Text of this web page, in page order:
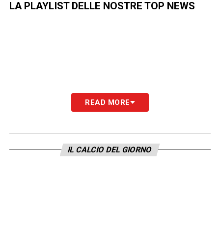
LA PLAYLIST DELLE NOSTRE TOP NEWS
READ MORE
IL CALCIO DEL GIORNO